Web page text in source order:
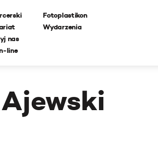
nas
line
Fotoplastikon
Wydarzenia